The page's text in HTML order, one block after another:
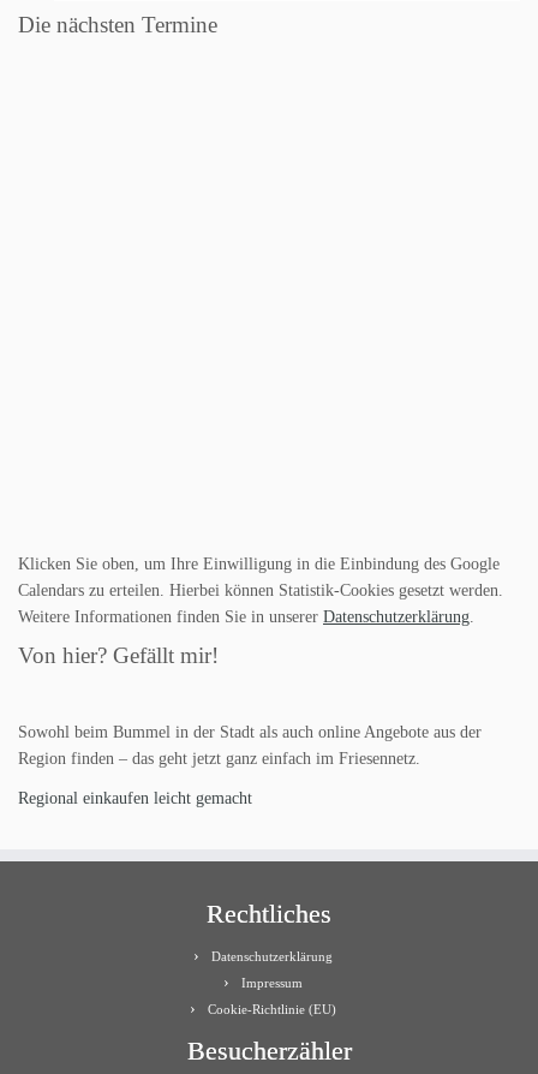
Die nächsten Termine
Klicken Sie oben, um Ihre Einwilligung in die Einbindung des Google
Calendars zu erteilen. Hierbei können Statistik-Cookies gesetzt werden.
Weitere Informationen finden Sie in unserer Datenschutzerklärung.
Von hier? Gefällt mir!
Sowohl beim Bummel in der Stadt als auch online Angebote aus der
Region finden – das geht jetzt ganz einfach im Friesennetz.
Regional einkaufen leicht gemacht
Rechtliches
Datenschutzerklärung
Impressum
Cookie-Richtlinie (EU)
Besucherzähler